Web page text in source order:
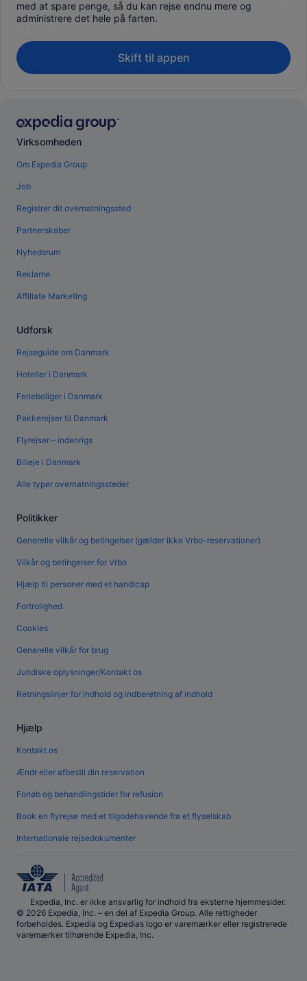
med at spare penge, så du kan rejse endnu mere og
administrere det hele på farten.
Skift til appen
Virksomheden
Om Expedia Group
Job
Registrer dit overnatningssted
Partnerskaber
Nyhedsrum
Reklame
Affiliate Marketing
Udforsk
Rejseguide om Danmark
Hoteller i Danmark
Ferieboliger i Danmark
Pakkerejser til Danmark
Flyrejser – indenrigs
Billeje i Danmark
Alle typer overnatningssteder
Politikker
Generelle vilkår og betingelser (gælder ikke Vrbo-reservationer)
Vilkår og betingelser for Vrbo
Hjælp til personer med et handicap
Fortrolighed
Cookies
Generelle vilkår for brug
Juridiske oplysninger/Kontakt os
Retningslinjer for indhold og indberetning af indhold
Hjælp
Kontakt os
Ændr eller afbestil din reservation
Forløb og behandlingstider for refusion
Book en flyrejse med et tilgodehavende fra et flyselskab
Internationale rejsedokumenter
Expedia, Inc. er ikke ansvarlig for indhold fra eksterne hjemmesider.
© 2026 Expedia, Inc. – en del af Expedia Group. Alle rettigheder
forbeholdes. Expedia og Expedias logo er varemærker eller registrerede
varemærker tilhørende Expedia, Inc.